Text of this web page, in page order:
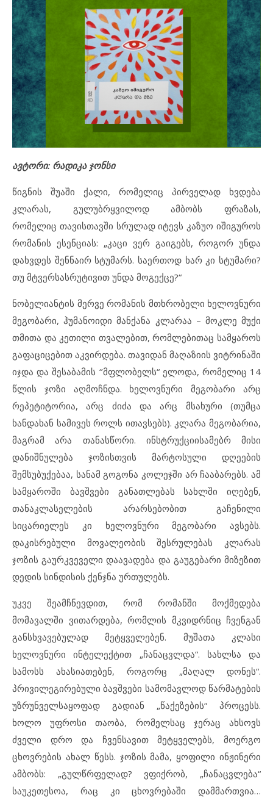
ავტორი: რადიკა ჯონსი
წიგნის შუაში ქალი, რომელიც პირველად ხვდება
კლარას, გულუბრყვილოდ ამბობს ფრაზას,
რომელიც თავისთავში სრულად იტევს კაზუო იშიგუროს
რომანის ესენციას: „კაცი ვერ გაიგებს, როგორ უნდა
დახვდეს შენნაირ სტუმარს. საერთოდ ხარ კი სტუმარი?
თუ მტვერსასრუტივით უნდა მოგექცე?“
ნობელიანტის მერვე რომანის მთხრობელი ხელოვნური
მეგობარი, ჰუმანოიდი მანქანა კლარაა – მოკლე მუქი
თმითა და კეთილი თვალებით, რომლებითაც სამყაროს
გაფაციცებით აკვირდება. თავიდან მაღაზიის ვიტრინაში
იჯდა და შესაბამის ‘’მფლობელს“ ელოდა, რომელიც 14
წლის ჯოზი აღმოჩნდა. ხელოვნური მეგობარი არც
რეპეტიტორია, არც ძიძა და არც მსახური (თუმცა
ხანდახან სამივეს როლს ითავსებს). კლარა მეგობარია,
მაგრამ არა თანასწორი. ინსტრუქციისამებრ მისი
დანიშნულება ჯოზისთვის მარტოსული დღეების
შემსუბუქებაა, სანამ გოგონა კოლეჯში არ ჩააბარებს. ამ
სამყაროში ბავშვები განათლებას სახლში იღებენ,
თანაკლასელების არარსებობით გაჩენილი
სიცარიელეს კი ხელოვნური მეგობარი ავსებს.
დაკისრებული მოვალეობის შესრულებას კლარას
ჯოზის გაურკვეველი დაავადება და გაუგებარი მიზეზით
დედის სინდისის ქენჯნა ურთულებს.
უკვე შეამჩნევდით, რომ რომანში მოქმედება
მომავალში ვითარდება, რომლის მკვიდრნიც ჩვენგან
განსხვავებულად მეტყველებენ. მუშათა კლასი
ხელოვნური ინტელექტით „ჩანაცვლდა“. სახლსა და
სამოსს ახასიათებენ, როგორც „მაღალ დონეს“.
პრივილეგირებული ბავშვები სამომავლოდ წარმატების
უზრუნველსაყოფად გადიან „წაქეზების“ პროცესს.
ხოლო უფროსი თაობა, რომელსაც ჯერაც ახსოვს
ძველი დრო და ჩვენსავით მეტყველებს, მოერგო
ცხოვრების ახალ წესს. ჯოზის მამა, ყოფილი ინჟინერი
ამბობს: „გულწრფელად? ვფიქრობ, „ჩანაცვლება“
საუკეთესოა, რაც კი ცხოვრებაში დამმართვია…